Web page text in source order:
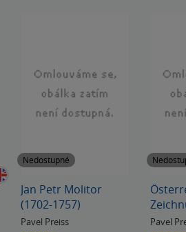
Nedostupné
Jan Petr Molitor
(1702-1757)
Pavel Preiss Pavel